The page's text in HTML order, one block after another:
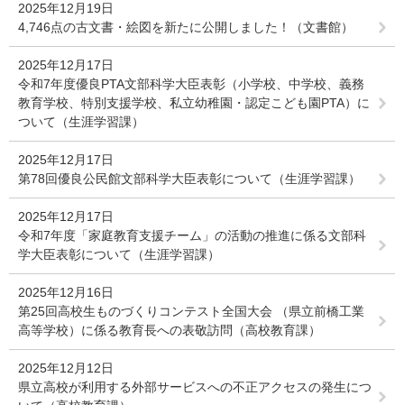
2025年12月19日
4,746点の古文書・絵図を新たに公開しました！（文書館）
2025年12月17日
令和7年度優良PTA文部科学大臣表彰（小学校、中学校、義務
教育学校、特別支援学校、私立幼稚園・認定こども園PTA）に
ついて（生涯学習課）
2025年12月17日
第78回優良公民館文部科学大臣表彰について（生涯学習課）
2025年12月17日
令和7年度「家庭教育支援チーム」の活動の推進に係る文部科
学大臣表彰について（生涯学習課）
2025年12月16日
第25回高校生ものづくりコンテスト全国大会 （県立前橋工業
高等学校）に係る教育長への表敬訪問（高校教育課）
2025年12月12日
県立高校が利用する外部サービスへの不正アクセスの発生につ